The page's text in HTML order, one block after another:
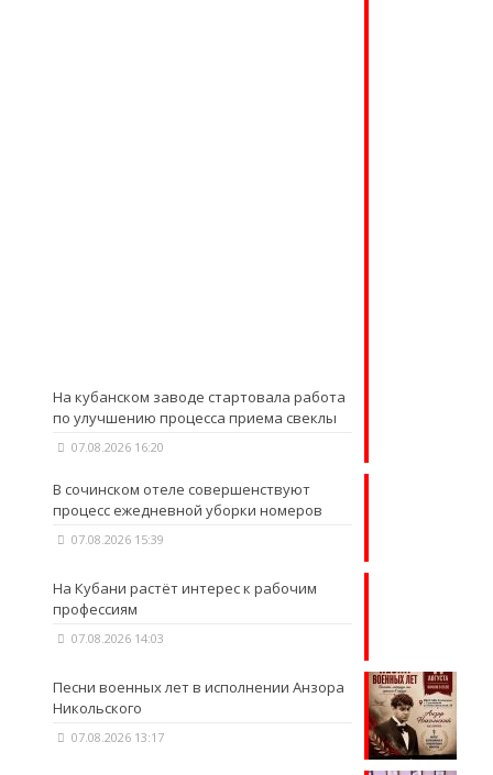
На кубанском заводе стартовала работа
по улучшению процесса приема свеклы
07.08.2026 16:20
В сочинском отеле совершенствуют
процесс ежедневной уборки номеров
07.08.2026 15:39
На Кубани растёт интерес к рабочим
профессиям
07.08.2026 14:03
Песни военных лет в исполнении Анзора
Никольского
07.08.2026 13:17